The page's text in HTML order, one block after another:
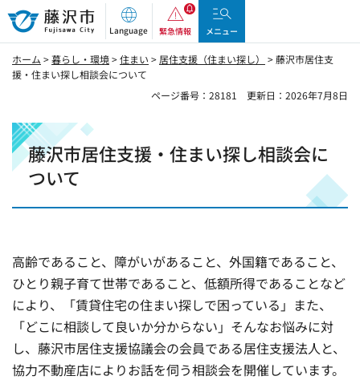
藤沢市
Language 緊急情報 メニュー
ホーム >暮らし・環境>住まい > 居住支援（住まい探し）
> 藤沢市居住支
援・住まい探し相談会について
ページ番号：28181
更新日：2026年7月8日
藤沢市居住支援・住まい探し相談会に
ついて
高齢であること、障がいがあること、外国籍であること、
ひとり親子育て世帯であること、低額所得であることなど
により、「賃貸住宅の住まい探しで困っている」また、
「どこに相談して良いか分からない」そんなお悩みに対
し、藤沢市居住支援協議会の会員である居住支援法人と、
協力不動産店によりお話を伺う相談会を開催しています。